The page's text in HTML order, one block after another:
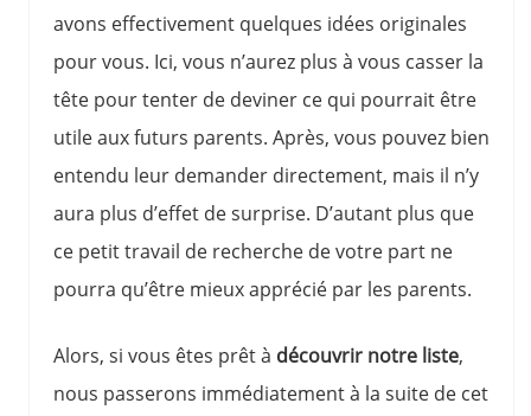
avons effectivement quelques idées originales
pour vous. Ici, vous n’aurez plus à vous casser la
tête pour tenter de deviner ce qui pourrait être
utile aux futurs parents. Après, vous pouvez bien
entendu leur demander directement, mais il n’y
aura plus d’effet de surprise. D’autant plus que
ce petit travail de recherche de votre part ne
pourra qu’être mieux apprécié par les parents.
Alors, si vous êtes prêt à découvrir notre liste,
nous passerons immédiatement à la suite de cet